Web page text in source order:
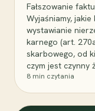
Fałszowanie
Wyjaśniamy,
wystawianie
karnego (art.
skarbowego, od
czym jest czynny
8 min czytania